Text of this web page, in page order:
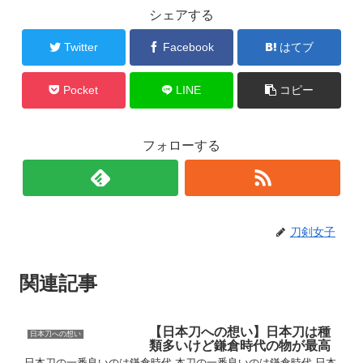
シェアする
Twitter Facebook はてブ
Pocket LINE コピー
フォローする
刀剣女子
関連記事
日本刀への想い
【日本刀への想い】日本刀は種
類多いけど鎌倉時代の物が最高